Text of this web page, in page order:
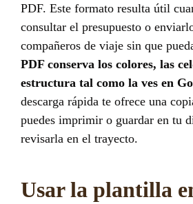
PDF. Este formato resulta útil
consultar el presupuesto o
compañeros de viaje sin que
PDF conserva los colores, las
estructura tal como la ves en
descarga rápida te ofrece una
puedes imprimir o guardar en tu
revisarla en el trayecto.
Usar la plantilla